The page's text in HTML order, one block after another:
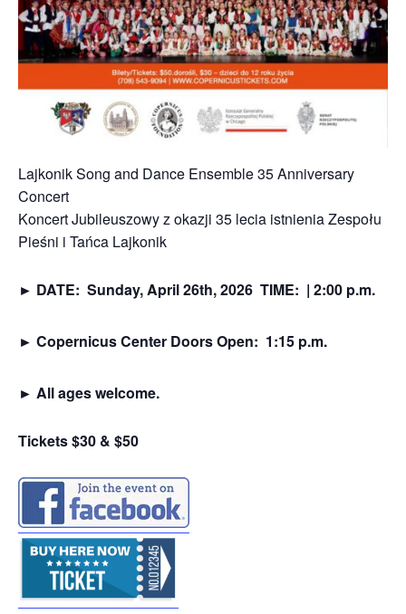
Lajkonik Song and Dance Ensemble 35 Anniversary
Concert
Koncert Jubileuszowy z okazji 35 lecia istnienia Zespołu
Pieśni i Tańca Lajkonik
► DATE: Sunday, April 26th, 2026 TIME: | 2:00 p.m.
► Copernicus Center Doors Open: 1:15 p.m.
► All ages welcome.
Tickets $30 & $50